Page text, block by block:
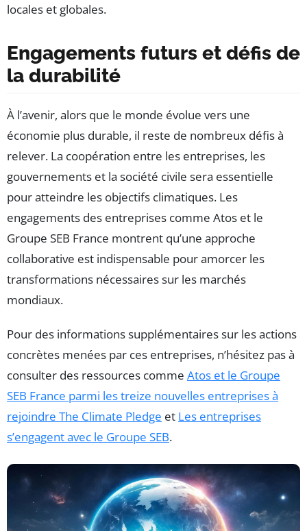
locales et globales.
Engagements futurs et défis de
la durabilité
À l’avenir, alors que le monde évolue vers une
économie plus durable, il reste de nombreux défis à
relever. La coopération entre les entreprises, les
gouvernements et la société civile sera essentielle
pour atteindre les objectifs climatiques. Les
engagements des entreprises comme Atos et le
Groupe SEB France montrent qu’une approche
collaborative est indispensable pour amorcer les
transformations nécessaires sur les marchés
mondiaux.
Pour des informations supplémentaires sur les actions
concrètes menées par ces entreprises, n’hésitez pas à
consulter des ressources comme Atos et le Groupe
SEB France parmi les treize nouvelles entreprises à
rejoindre The Climate Pledge et Les entreprises
s’engagent avec le Groupe SEB.